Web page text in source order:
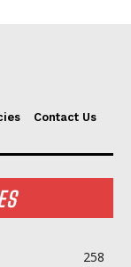
Contact Us
258